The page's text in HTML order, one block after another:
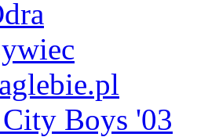
Boys '03